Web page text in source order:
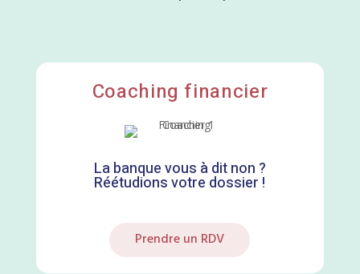
Coaching financier
La banque vous à dit non ?
Réétudions votre dossier !
Prendre un RDV